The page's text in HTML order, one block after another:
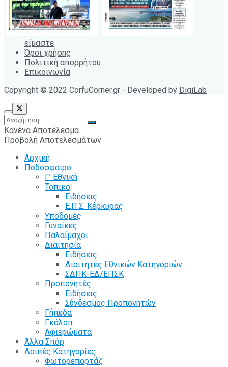
είμαστε
Όροι χρήσης
Πολιτική απορρήτου
Επικοινωνία
Copyright © 2022 CorfuCorner.gr - Developed by DigiLab
Κανένα Αποτέλεσμα
Προβολή Αποτελεσμάτων
Αρχική
Ποδόσφαιρο
Γ’ Εθνική
Τοπικό
Ειδήσεις
Ε.Π.Σ. Κέρκυρας
Υποδομές
Γυναίκες
Παλαίμαχοι
Διαιτησία
Ειδήσεις
Διαιτητές Εθνικών Κατηγοριών
ΣΔΠΚ-ΕΔ/ΕΠΣΚ
Προπονητές
Ειδήσεις
Σύνδεσμος Προπονητών
Γήπεδα
Γκάλοπ
Αφιερώματα
Άλλα Σπόρ
Λοιπές Κατηγορίες
Φωτορεπορτάζ